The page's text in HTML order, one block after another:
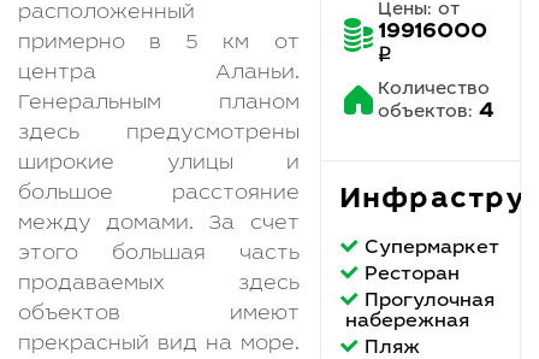
расположенный
примерно в 5 км от
центра Аланьи.
Генеральным планом
здесь предусмотрены
широкие улицы и
большое расстояние
между домами. За счет
этого большая часть
продаваемых здесь
объектов имеют
прекрасный вид на море.
Цены: от
19916000
q
Количество
объектов: 4
Супермаркет
Ресторан
Прогулочная
набережная
Пляж